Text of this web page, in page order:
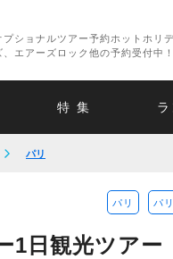
プショナルツアー予約ホットホリ
、エアーズロック他の予約受付中！
特 集
パリ
パリ パ
1日観光ツアー